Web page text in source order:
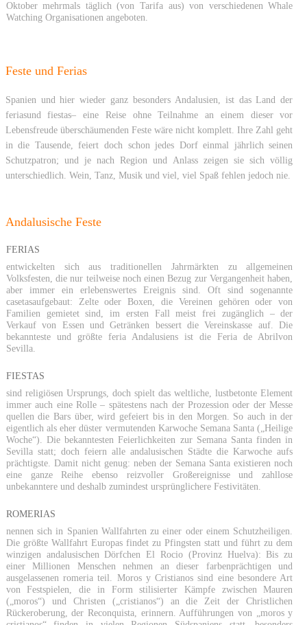
Oktober mehrmals täglich (von Tarifa aus) von verschiedenen Whale
Watching Organisationen angeboten.
Feste und Ferias
Spanien und hier wieder ganz besonders Andalusien, ist das Land der
feriasund fiestas– eine Reise ohne Teilnahme an einem dieser vor
Lebensfreude überschäumenden Feste wäre nicht komplett. Ihre Zahl geht
in die Tausende, feiert doch schon jedes Dorf einmal jährlich seinen
Schutzpatron; und je nach Region und Anlass zeigen sie sich völlig
unterschiedlich. Wein, Tanz, Musik und viel, viel Spaß fehlen jedoch nie.
Andalusische Feste
FERIAS
entwickelten sich aus traditionellen Jahrmärkten zu allgemeinen
Volksfesten, die nur teilweise noch einen Bezug zur Vergangenheit haben,
aber immer ein erlebenswertes Ereignis sind. Oft sind sogenannte
casetasaufgebaut: Zelte oder Boxen, die Vereinen gehören oder von
Familien gemietet sind, im ersten Fall meist frei zugänglich – der
Verkauf von Essen und Getränken bessert die Vereinskasse auf. Die
bekannteste und größte feria Andalusiens ist die Feria de Abrilvon
Sevilla.
FIESTAS
sind religiösen Ursprungs, doch spielt das weltliche, lustbetonte Element
immer auch eine Rolle – spätestens nach der Prozession oder der Messe
quellen die Bars über, wird gefeiert bis in den Morgen. So auch in der
eigentlich als eher düster vermutenden Karwoche Semana Santa („Heilige
Woche“). Die bekanntesten Feierlichkeiten zur Semana Santa finden in
Sevilla statt; doch feiern alle andalusischen Städte die Karwoche aufs
prächtigste. Damit nicht genug: neben der Semana Santa existieren noch
eine ganze Reihe ebenso reizvoller Großereignisse und zahllose
unbekanntere und deshalb zumindest ursprünglichere Festivitäten.
ROMERIAS
nennen sich in Spanien Wallfahrten zu einer oder einem Schutzheiligen.
Die größte Wallfahrt Europas findet zu Pfingsten statt und führt zu dem
winzigen andalusischen Dörfchen El Rocio (Provinz Huelva): Bis zu
einer Millionen Menschen nehmen an dieser farbenprächtigen und
ausgelassenen romeria teil. Moros y Cristianos sind eine besondere Art
von Festspielen, die in Form stilisierter Kämpfe zwischen Mauren
(„moros“) und Christen („cristianos“) an die Zeit der Christlichen
Rückeroberung, der Reconquista, erinnern. Aufführungen von „moros y